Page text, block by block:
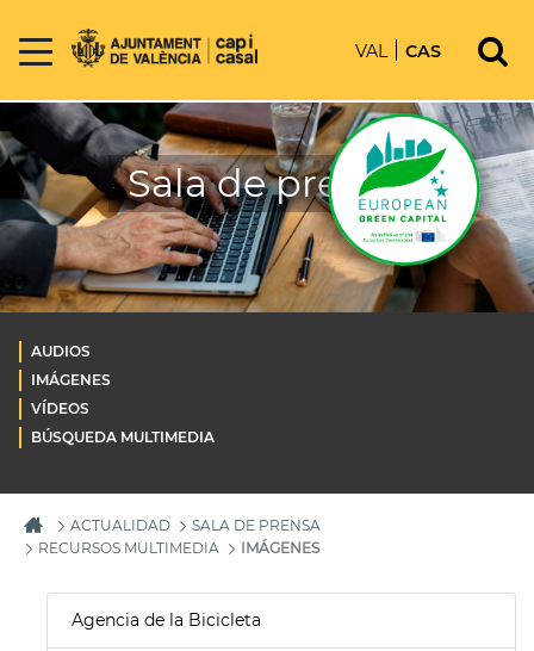
VAL CAS
Sala de prensa
AUDIOS
IMÁGENES
VÍDEOS
BÚSQUEDA MULTIMEDIA
ACTUALIDAD
SALA DE PRENSA
RECURSOS MULTIMEDIA
IMÁGENES
Agencia de la Bicicleta